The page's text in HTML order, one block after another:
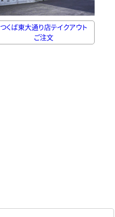
つくば東大通り店テイクアウト
ご注文